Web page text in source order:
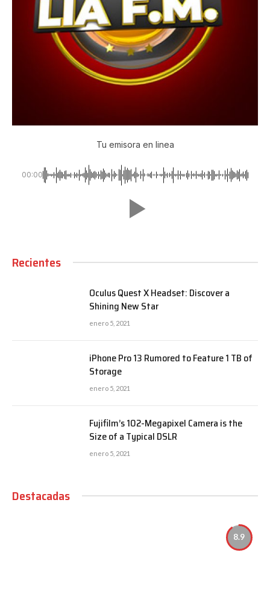
Tu emisora en linea
00:00
Recientes
Oculus Quest X Headset: Discover a
Shining New Star
enero 5, 2021
iPhone Pro 13 Rumored to Feature 1 TB of
Storage
enero 5, 2021
Fujifilm’s 102-Megapixel Camera is the
Size of a Typical DSLR
enero 5, 2021
Destacadas
8.9